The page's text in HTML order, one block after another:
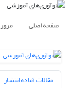
صفحه اصلی مرور
مقالات آماده انتشار